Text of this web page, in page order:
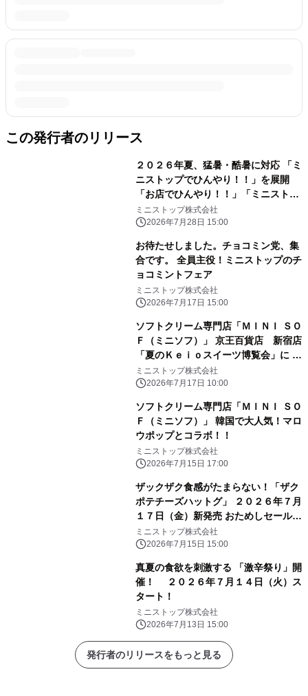
この発行者のリリース
２０２６年夏、猛暑・酷暑に対応 「ミ
ニストップでひんやり！！」を展開
「お店でひんやり！！」「ミニストッ
プアプリでひんやり！！」「おうちで
ひんやり！！」
ミニストップ株式会社
2026年7月28日 15:00
お待たせしました。チョコミン党、集
合です。 全員主役！ミニストップのチ
ョコミントフェア
ミニストップ株式会社
2026年7月17日 15:00
ソフトクリーム専門店「ＭＩＮＩ ＳＯ
Ｆ（ミニソフ）」 京王百貨店 新宿店
「夏のＫｅｉｏスイーツ博覧会」に ２
０２６年７月１７日（金）～出店
ミニストップ株式会社
2026年7月17日 10:00
ソフトクリーム専門店「ＭＩＮＩ ＳＯ
Ｆ（ミニソフ）」 韓国で大人気！マロ
ウポップとコラボ！！
ミニストップ株式会社
2026年7月15日 17:00
ザックザク食感がたまらない！「ザク
ポテチーズハットグ」 ２０２６年７月
１７日（金）新発売 おためしセール７
日間 ミニストップ予定本体価格から
２０円引き！
ミニストップ株式会社
2026年7月15日 15:00
真夏の食欲を刺激する 「激辛祭り」開
催！ ２０２６年７月１４日（火）ス
タート！
ミニストップ株式会社
2026年7月13日 15:00
発行者のリリースをもっと見る